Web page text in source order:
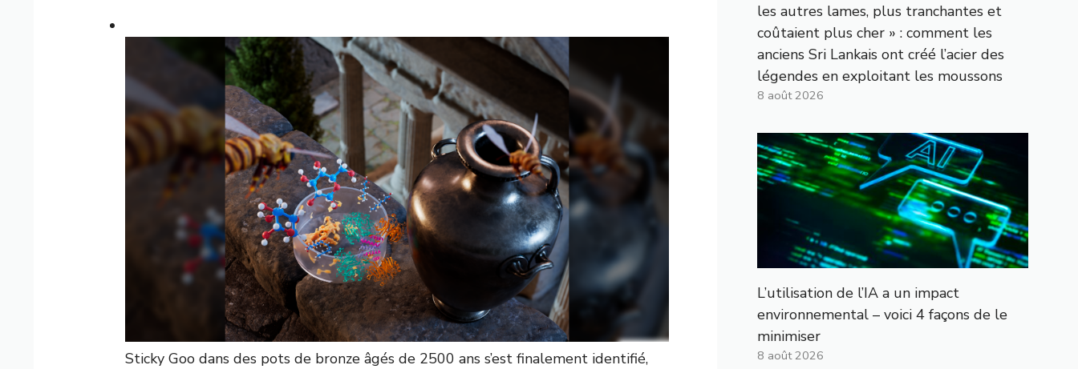
Sticky Goo dans des pots de bronze âgés de 2500 ans s’est finalement identifié,
les autres lames, plus tranchantes et
coûtaient plus cher » : comment les
anciens Sri Lankais ont créé l’acier des
légendes en exploitant les moussons
8 août 2026
L’utilisation de l’IA a un impact
environnemental – voici 4 façons de le
minimiser
8 août 2026